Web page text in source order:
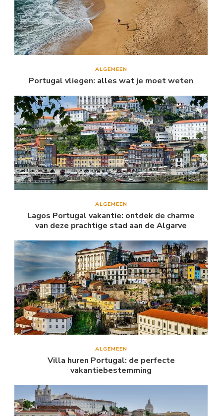
ALGEMEEN
Portugal vliegen: alles wat je moet weten
ALGEMEEN
Lagos Portugal vakantie: ontdek de charme
van deze prachtige stad aan de Algarve
ALGEMEEN
Villa huren Portugal: de perfecte
vakantiebestemming